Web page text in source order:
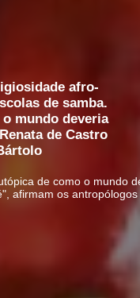
afro-
de samba.
mundo deveria
de Castro
de como o mundo
afirmam os antropólogos